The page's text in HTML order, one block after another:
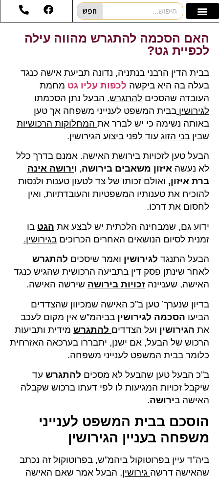
חפש
האם הסכמה להתגרש מהווה עילה
לכפיית גט?
בבית הדין הרבני בנתניה, נדונה תביעת אישה כנגד
בעלה בה היא ביקשה לכפות עליו גט מחמת
העובדה שהסכים להתגרש. הבעל נתן הסכמתו
לגירושין בבית המשפט לענייני משפחה אך טען
באותה נשימה כי יש לברר את המחלוקות הרכושיות
שבין בני הזוג עוד לפני ביצוע הגירושין.
הבעל טען לזכויות בירושת האישה. אמנם בדרך כלל
לא נעשה איזון משאבים בירושה, וירושה אינה
ברת איזון, ואולם זכותו של צד לטעון טענות ולנסות
להוכיח את טענותיו המשפטיות והעובדתיות, ואין
לחסום את דרכו.
ידוע גם, שמבחינה הלכתית יש לבצע את הגט בו
זמנית לסיום הנושאים האחרים הכרוכים בגירושין.
הבעל התנגד לגירושין ואמר שיסכים להתגרש
לאחר שינתן פסק דין בתביעה הרכושית שהגיש כנגד
האישה, שעניינה זכויות בירושה שירשה האישה.
בדיון שנערך’ טען ב”כ האישה שמכיוון שהצדדים
הביעו הסכמה לגירושין בביהמ”ש אין מקום לעכב
את הגירושין ועל הצדדים להתגרש מידית ותביעות
הרכוש של הבעל, אם ישנן, יתבררו בערכאה האזרחית
כלומר בבית המשפט לענייני משפחה.
ב”כ הבעל טען שהבעל לא מסכים להתגרש עד
שיקבל זכויות המגיעות לו לפי דעתו ברכוש שקבלה
האישה בירושה.
הוסכם בבית המשפט לענייני
משפחה בעניין הגירושין
ביה”ד עיין בפרוטוקול ביהמ”ש, בפרוטוקול זה נכתב
שהאישה דרשה גירושין, הבעל אמר שאם האישה